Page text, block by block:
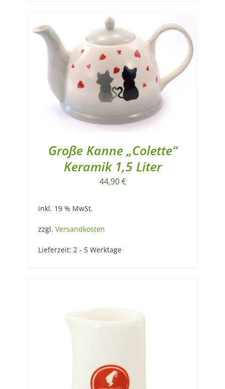
Große Kanne „Colette“
Keramik 1,5 Liter
44,90€
inkl. 19 % MwSt.
zzgl. Versandkosten
Lieferzeit: 2 - 5 Werktage